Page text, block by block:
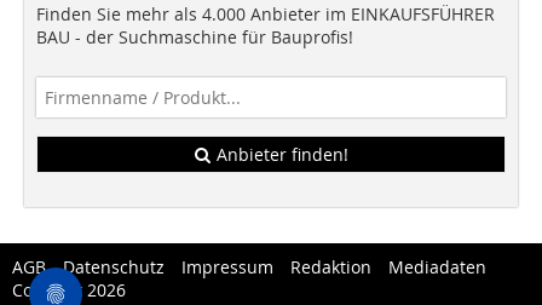
Finden Sie mehr als 4.000 Anbieter im EINKAUFSFÜHRER
BAU - der Suchmaschine für Bauprofis!
Anbieter finden!
AGB Datenschutz Impressum Redaktion
Mediadaten
Copytest 2026